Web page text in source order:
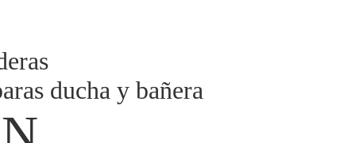
ducha y bañera